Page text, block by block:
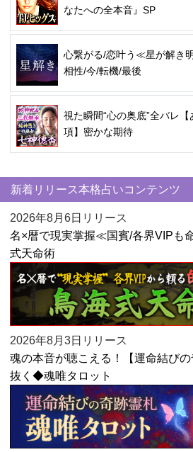
なたへの全本音』SP
心繋がる/恋叶う≪星が解き
相性/今/転機/最後
視た瞬間“心の奥底”全バレ
項】密かな期待
新着リリース本格占いコンテンツ
2026年8月6日リリース
名×暦で現実掌握≪国賓/各界VIPも
式天命術
2026年8月3日リリース
魂の本音が聴こえる！【運命結び
抜く◆魂唯タロット